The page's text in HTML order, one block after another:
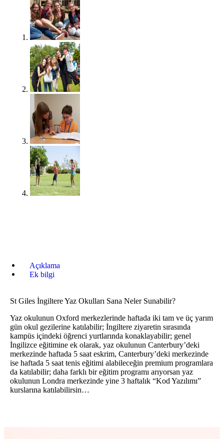
Açıklama
Ek bilgi
St Giles İngiltere Yaz Okulları Sana Neler Sunabilir?
Yaz okulunun Oxford merkezlerinde haftada iki tam ve üç yarım
gün okul gezilerine katılabilir; İngiltere ziyaretin sırasında
kampüs içindeki öğrenci yurtlarında konaklayabilir; genel
İngilizce eğitimine ek olarak, yaz okulunun Canterbury’deki
merkezinde haftada 5 saat eskrim, Canterbury’deki merkezinde
ise haftada 5 saat tenis eğitimi alabileceğin premium programlara
da katılabilir; daha farklı bir eğitim programı arıyorsan yaz
okulunun Londra merkezinde yine 3 haftalık “Kod Yazılımı”
kurslarına katılabilirsin…